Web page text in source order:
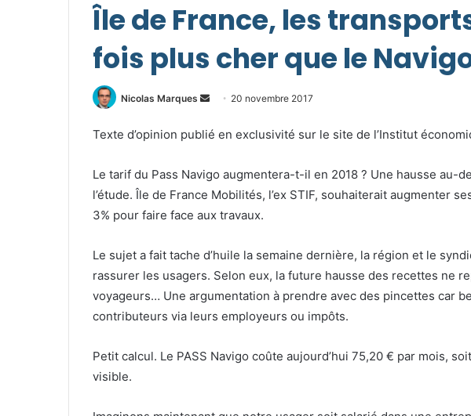
Île de France, les
fois plus cher que le
Nicolas Marques
Envoyer
courriel
20 novembre 2017
Texte d’opinion publié en exclusivité sur le site de l’Institut
Le tarif du Pass Navigo augmentera-t-il en 2018 ? Une hausse au-
l’étude. Île de France Mobilités, l’ex STIF, souhaiterait augmenter
3% pour faire face aux travaux.
Le sujet a fait tache d’huile la semaine dernière, la région et le
rassurer les usagers. Selon eux, la future hausse des recettes ne
voyageurs… Une argumentation à prendre avec des pincettes car
contributeurs via leurs employeurs ou impôts.
Petit calcul. Le PASS Navigo coûte aujourd’hui 75,20 € par mois,
visible.